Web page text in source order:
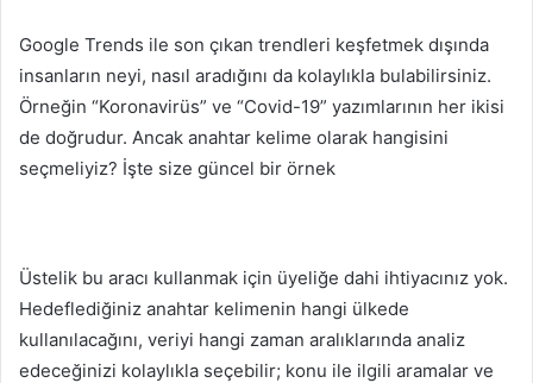
Google Trends ile son çıkan trendleri keşfetmek dışında
insanların neyi, nasıl aradığını da kolaylıkla bulabilirsiniz.
Örneğin “Koronavirüs” ve “Covid-19” yazımlarının her ikisi
de doğrudur. Ancak anahtar kelime olarak hangisini
seçmeliyiz? İşte size güncel bir örnek
Üstelik bu aracı kullanmak için üyeliğe dahi ihtiyacınız yok.
Hedeflediğiniz anahtar kelimenin hangi ülkede
kullanılacağını, veriyi hangi zaman aralıklarında analiz
edeceğinizi kolaylıkla seçebilir; konu ile ilgili aramalar ve